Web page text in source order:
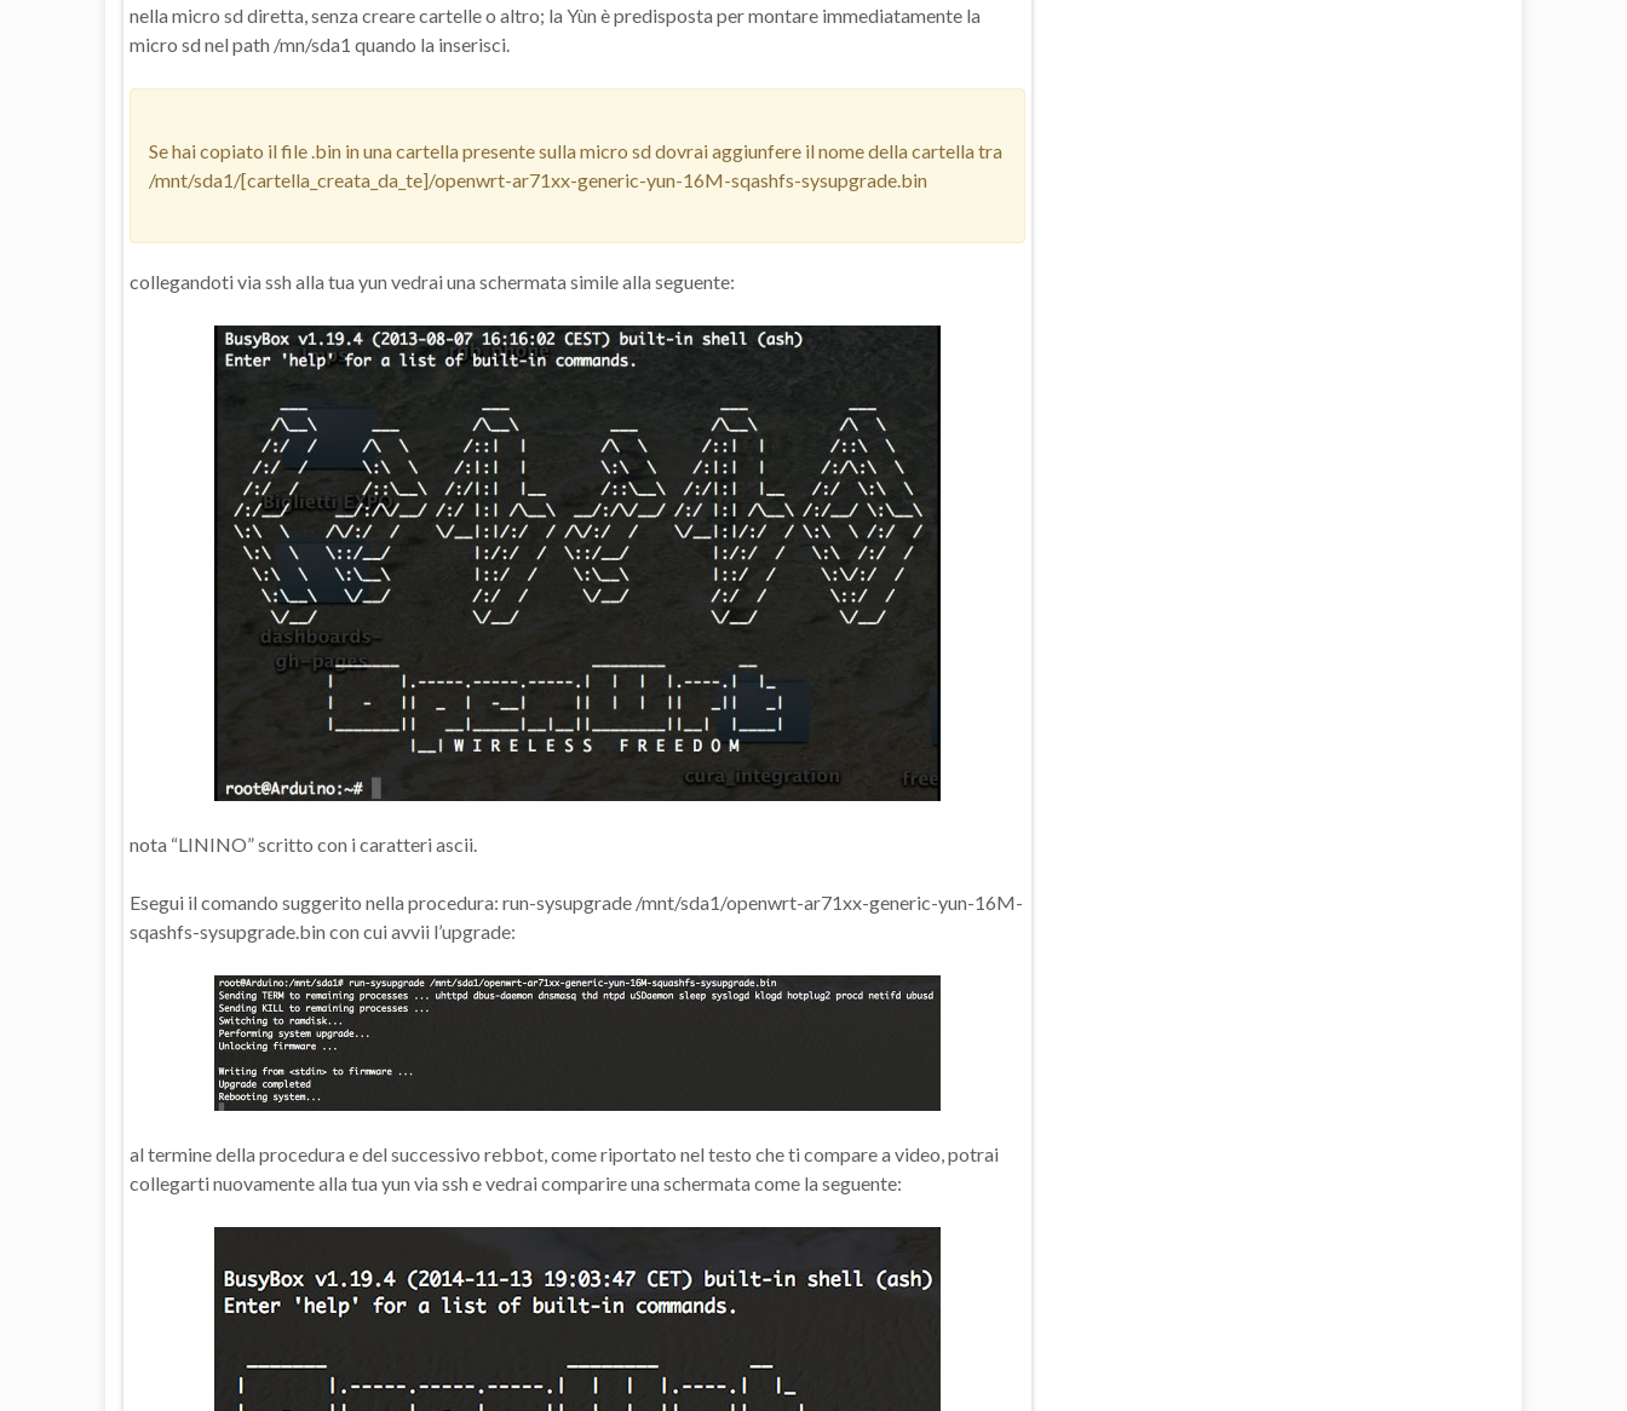
nella micro sd diretta, senza creare cartelle o altro; la Yùn è predisposta per montare immediatamente la
micro sd nel path /mn/sda1 quando la inserisci.
Se hai copiato il file .bin in una cartella presente sulla micro sd dovrai aggiunfere il nome della cartella tra
/mnt/sda1/[cartella_creata_da_te]/openwrt-ar71xx-generic-yun-16M-sqashfs-sysupgrade.bin
collegandoti via ssh alla tua yun vedrai una schermata simile alla seguente:
nota “LININO” scritto con i caratteri ascii.
Esegui il comando suggerito nella procedura: run-sysupgrade /mnt/sda1/openwrt-ar71xx-generic-yun-16M-
sqashfs-sysupgrade.bin con cui avvii l’upgrade:
al termine della procedura e del successivo rebbot, come riportato nel testo che ti compare a video, potrai
collegarti nuovamente alla tua yun via ssh e vedrai comparire una schermata come la seguente: